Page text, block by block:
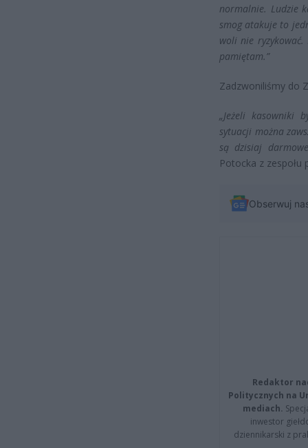
normalnie. Ludzie
smog atakuje to
woli nie ryzykować.
pamiętam.”
Zadzwoniliśmy do
„Jeżeli kasowniki
sytuacji można
są dzisiaj
Potocka z zespołu
Obserwuj
Redaktor
Politycznych na
mediach.
inwestor
dziennikarski z